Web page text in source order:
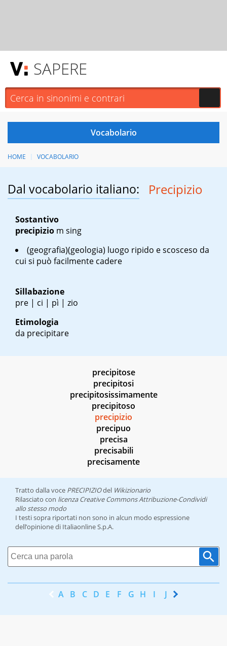
SAPERE
HOME VOCABOLARIO
Dal vocabolario italiano: Precipizio
Sostantivo
precipizio m sing
(geografia)(geologia) luogo ripido e scosceso da
cui si può facilmente cadere
Sillabazione
pre | ci | pì | zio
Etimologia
da precipitare
precipitose
precipitosi
precipitosissimamente
precipitoso
precipizio
precipuo
precisa
precisabili
precisamente
Tratto dalla voce PRECIPIZIOdel Wikizionario
Rilasciato con licenza Creative Commons Attribuzione-Condividi
allo stesso modo
I testi sopra riportati non sono in alcun modo espressione
dell’opinione di Italiaonline S.p.A.
A B C D E F G H I J K